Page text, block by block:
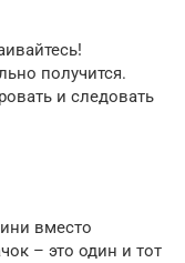
получится.
и следовать
вместо
– это один и тот